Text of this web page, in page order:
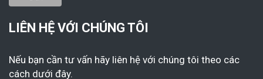
LIÊN HỆ VỚI CHÚNG TÔI
Nếu bạn cần tư vấn hãy liên hệ với chúng tôi theo các
cách dưới đây.